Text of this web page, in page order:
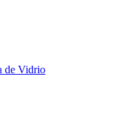
de Vidrio